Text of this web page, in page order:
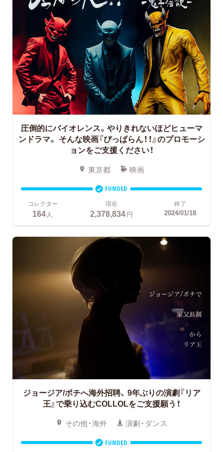
圧倒的にバイオレンス。やりきれないほどヒューマ
ンドラマ。 そんな映画『ぴっぱらん！！』のプロモーシ
ョンをご支援ください！
東京都 映画
FUNDED
コレクター
164 人
現在
2,378,834円
終了
2024/01/18
ジョージア/ポチへ海外招聘、 9年ぶりの演劇『リア
王』で乗り込むCOLLOLをご支援願う！
その他・海外 演劇・ダンス
FUNDED